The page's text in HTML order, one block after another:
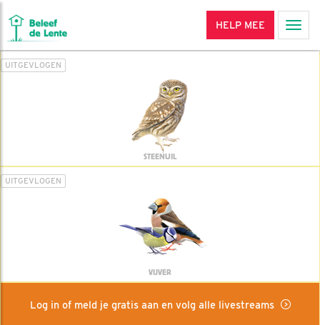
HELP MEE
UITGEVLOGEN
STEENUIL
UITGEVLOGEN
VIJVER
Log in of meld je gratis aan en volg alle livestreams